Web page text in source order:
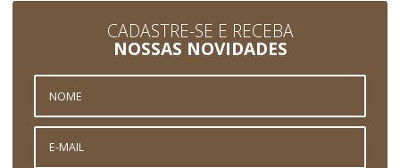
CADASTRE-SE E RECEBA
NOSSAS NOVIDADES